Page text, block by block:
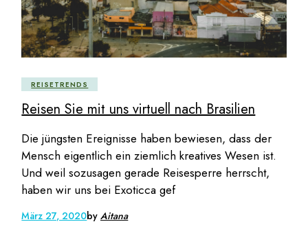
REISETRENDS
Reisen Sie mit uns virtuell nach Brasilien
Die jüngsten Ereignisse haben bewiesen, dass der
Mensch eigentlich ein ziemlich kreatives Wesen ist.
Und weil sozusagen gerade Reisesperre herrscht,
haben wir uns bei Exoticca gef
März 27, 2020byAitana